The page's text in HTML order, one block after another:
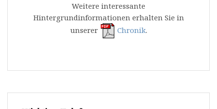
Weitere interessante
Hintergrundinformationen erhalten Sie in
unserer
Chronik.